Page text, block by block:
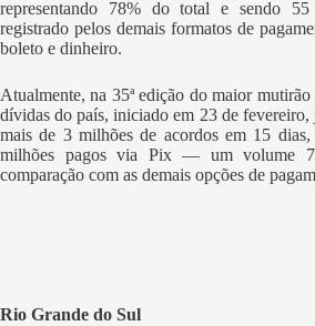
representando 78% do total e sendo
registrado pelos demais formatos de
boleto e dinheiro.
Atualmente, na 35ª edição do maior mutirão
dívidas do país, iniciado em 23 de
mais de 3 milhões de acordos em 15
milhões pagos via Pix — um volume
comparação com as demais opções de
Rio Grande do Sul